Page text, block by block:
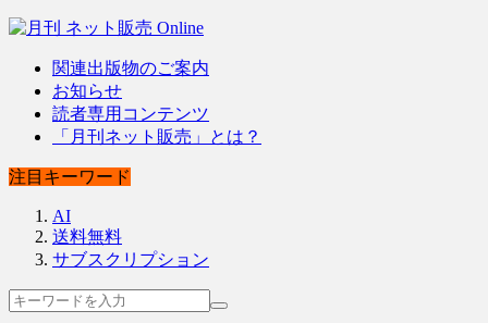
関連出版物のご案内
お知らせ
読者専用コンテンツ
「月刊ネット販売」とは？
注目キーワード
AI
送料無料
サブスクリプション